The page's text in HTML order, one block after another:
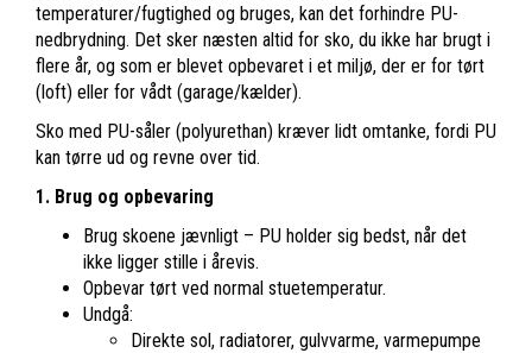
temperaturer/fugtighed og bruges, kan det forhindre PU-
nedbrydning. Det sker næsten altid for sko, du ikke har brugt i
flere år, og som er blevet opbevaret i et miljø, der er for tørt
(loft) eller for vådt (garage/kælder).
Sko med PU-såler (polyurethan) kræver lidt omtanke, fordi PU
kan tørre ud og revne over tid.
1. Brug og opbevaring
Brug skoene jævnligt – PU holder sig bedst, når det
ikke ligger stille i årevis.
Opbevar tørt ved normal stuetemperatur.
Undgå:
Direkte sol, radiatorer, gulvvarme, varmepumpe